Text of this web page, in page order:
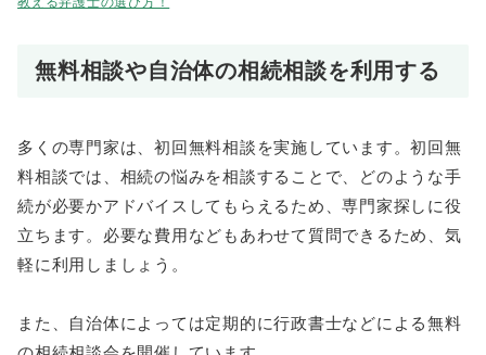
無料相談や自治体の相続相談を利用する
多くの専門家は、初回無料相談を実施しています。初回無
料相談では、相続の悩みを相談することで、どのような手
続が必要かアドバイスしてもらえるため、専門家探しに役
立ちます。必要な費用などもあわせて質問できるため、気
軽に利用しましょう。
また、自治体によっては定期的に行政書士などによる無料